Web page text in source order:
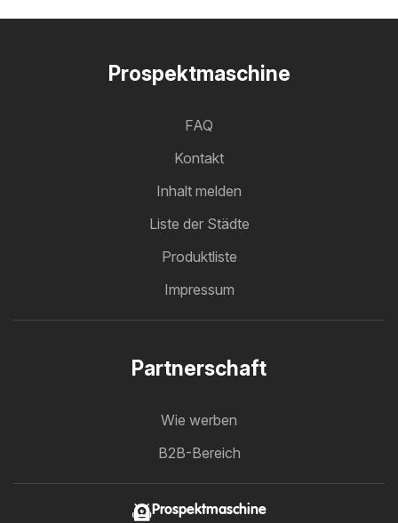
Prospektmaschine
FAQ
Kontakt
Inhalt melden
Liste der Städte
Produktliste
Impressum
Partnerschaft
Wie werben
B2B-Bereich
Prospektmaschine